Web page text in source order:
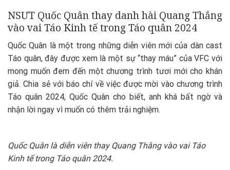
NSƯT Quốc Quân thay danh hài Quang Thắng
vào vai Táo Kinh tế trong Táo quân 2024
Quốc Quân là một trong những diễn viên mới của dàn cast
Táo quân, đây được xem là một sự “thay máu” của VFC với
mong muốn đem đến một chương trình tươi mới cho khán
giả. Chia sẻ với báo chí về việc được mời vào chương trình
Táo quân 2024, Quốc Quân cho biết, anh khá bất ngờ và
nhận lời ngay vì muốn có thêm trải nghiệm.
Quốc Quân là diễn viên thay Quang Thắng vào vai Táo
Kinh tế trong Táo quân 2024.